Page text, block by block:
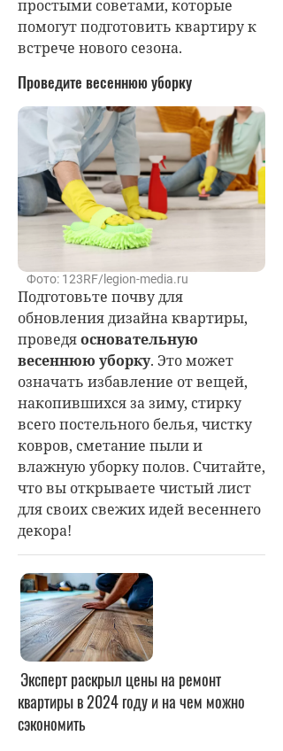
простыми советами, которые
помогут подготовить квартиру к
встрече нового сезона.
Проведите весеннюю уборку
Фото: 123RF/legion-media.ru
Подготовьте почву для
обновления дизайна квартиры,
проведяосновательную
весеннюю уборку. Это может
означать избавление от вещей,
накопившихся за зиму, стирку
всего постельного белья, чистку
ковров, сметание пыли и
влажную уборку полов. Считайте,
что вы открываете чистый лист
для своих свежих идей весеннего
декора!
Эксперт раскрыл цены на ремонт
квартиры в 2024 году и на чем можно
сэкономить